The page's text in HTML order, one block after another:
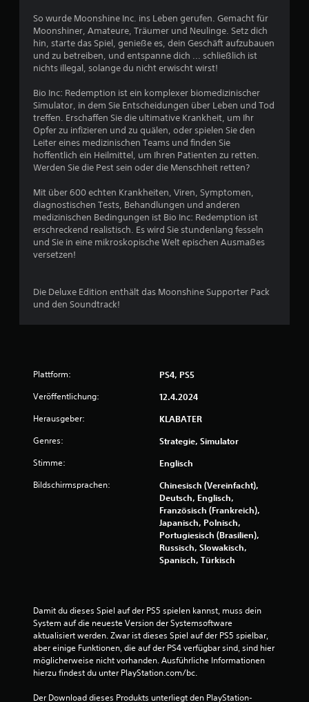
So wurde Moonshine Inc. ins Leben gerufen. Gemacht für
Moonshiner, Amateure, Träumer und Neulinge. Setz dich
hin, starte das Spiel, genieße es, dein Geschäft aufzubauen
und zu betreiben, und entspanne dich ... schließlich ist
nichts illegal, solange du nicht erwischt wirst!
Bio Inc: Redemption ist ein komplexer biomedizinischer
Simulator, in dem Sie Entscheidungen über Leben und Tod
treffen. Erschaffen Sie die ultimative Krankheit, um Ihr
Opfer zu infizieren und zu quälen, oder spielen Sie den
Leiter eines medizinischen Teams und finden Sie
hoffentlich ein Heilmittel, um Ihren Patienten zu retten.
Werden Sie die Pest sein oder die Menschheit retten?
Mit über 600 echten Krankheiten, Viren, Symptomen,
diagnostischen Tests, Behandlungen und anderen
medizinischen Bedingungen ist Bio Inc: Redemption ist
erschreckend realistisch. Es wird Sie stundenlang fesseln
und Sie in eine mikroskopische Welt epischen Ausmaßes
versetzen!
Die Deluxe Edition enthält das Moonshine Supporter Pack
und den Soundtrack!
Plattform: PS4, PS5
Veröffentlichung: 12.4.2024
Herausgeber: KLABATER
Genres: Strategie, Simulator
Stimme: Englisch
Bildschirmsprachen:
Chinesisch (Vereinfacht),
Deutsch, Englisch,
Französisch (Frankreich),
Japanisch, Polnisch,
Portugiesisch (Brasilien),
Russisch, Slowakisch,
Spanisch, Türkisch
Damit du dieses Spiel auf der PS5 spielen kannst, muss dein
System auf die neueste Version der Systemsoftware
aktualisiert werden. Zwar ist dieses Spiel auf der PS5 spielbar,
aber einige Funktionen, die auf der PS4 verfügbar sind, sind hier
möglicherweise nicht vorhanden. Ausführliche Informationen
hierzu findest du unter PlayStation.com/bc.
Der Download dieses Produkts unterliegt den PlayStation-